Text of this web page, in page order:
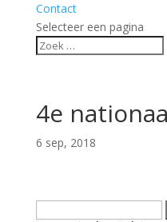
Contact
Selecteer een pagina
4e
6 sep, 2018